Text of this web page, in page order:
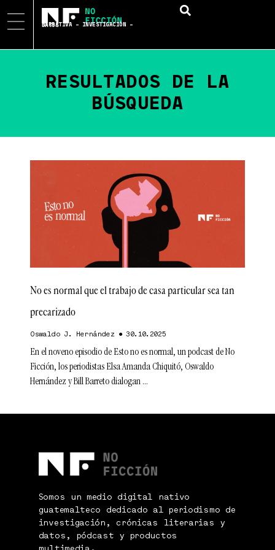
NARRATIVA – INVESTIGACIÓN – DATOS
RESULTADOS DE LA
BÚSQUEDA
No es normal que el trabajo de casa particular sea tan
precarizado
Oswaldo J. Hernández 30.10.2025
En el noveno episodio de Esto no es normal, un podcast de No
Ficción, los periodistas Elsa Amanda Chiquitó, Oswaldo
Hernández y Bill Barreto dialogan
Somos un medio digital nativo
guatemalteco dedicado al periodismo de
investigación, crónicas literarias y
datos, pódcast y productos